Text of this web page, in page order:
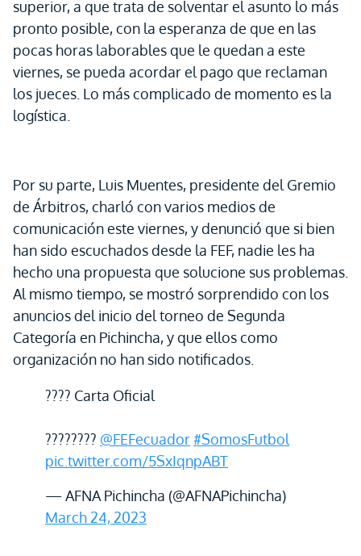
superior, a que trata de solventar el asunto lo más
pronto posible, con la esperanza de que en las
pocas horas laborables que le quedan a este
viernes, se pueda acordar el pago que reclaman
los jueces. Lo más complicado de momento es la
logística.
Por su parte, Luis Muentes, presidente del Gremio
de Árbitros, charló con varios medios de
comunicación este viernes, y denunció que si bien
han sido escuchados desde la FEF, nadie les ha
hecho una propuesta que solucione sus problemas.
Al mismo tiempo, se mostró sorprendido con los
anuncios del inicio del torneo de Segunda
Categoría en Pichincha, y que ellos como
organización no han sido notificados.
???? Carta Oficial
???????? @FEFecuador#SomosFutbol
pic.twitter.com/5SxIqnpABT
— AFNA Pichincha (@AFNAPichincha)
March 24, 2023